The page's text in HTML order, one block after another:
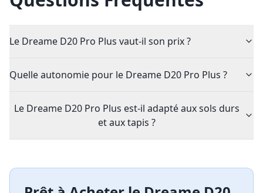
Le Dreame D20 Pro Plus vaut-il son prix ?
Quelle autonomie pour le Dreame D20 Pro Plus ?
Le Dreame D20 Pro Plus est-il adapté aux sols durs
et aux tapis ?